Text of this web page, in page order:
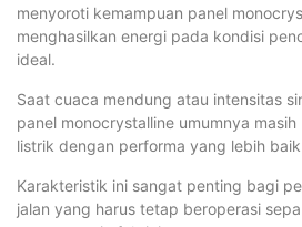
menyoroti kemampuan panel
menghasilkan energi pada kondisi
ideal.
Saat cuaca mendung atau intensitas
panel monocrystalline umumnya
listrik dengan performa yang lebih
Karakteristik ini sangat penting bagi
jalan yang harus tetap beroperasi